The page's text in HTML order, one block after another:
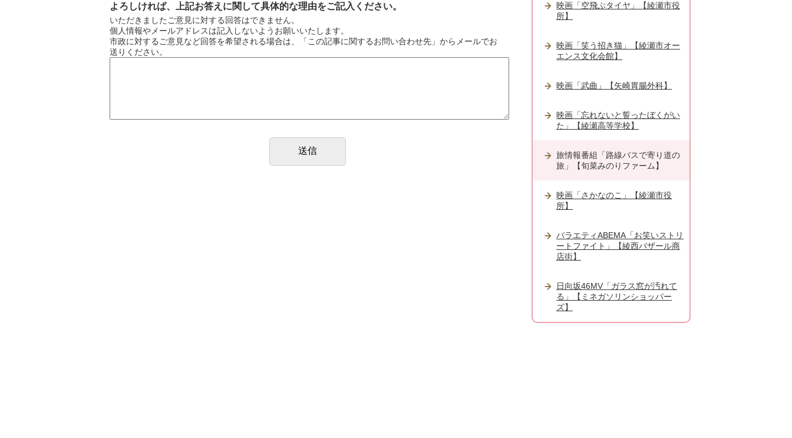
よろしければ、上記お答えに関して具体的な理由をご記入ください。
いただきましたご意見に対する回答はできません。
個人情報やメールアドレスは記入しないようお願いいたします。
市政に対するご意見など回答を希望される場合は、「この記事に関するお問い合わせ先」からメールでお
送りください。
映画「空飛ぶタイヤ」【綾瀬市役
所】
映画「笑う招き猫」【綾瀬市オー
エンス文化会館】
映画「武曲」【矢崎胃腸外科】
映画「忘れないと誓ったぼくがい
た」【綾瀬高等学校】
旅情報番組「路線バスで寄り道の
旅」【旬菜みのりファーム】
映画「さかなのこ」【綾瀬市役
所】
バラエティABEMA「お笑いストリ
ートファイト」【綾西バザール商
店街】
日向坂46MV「ガラス窓が汚れて
る」【ミネガソリンショッパー
ズ】